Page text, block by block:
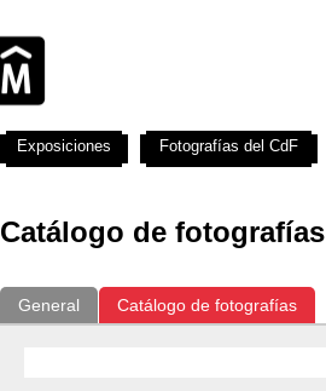
Catálogo de fotografías
General Catálogo de fotografías
Exposiciones Fotografías del CdF